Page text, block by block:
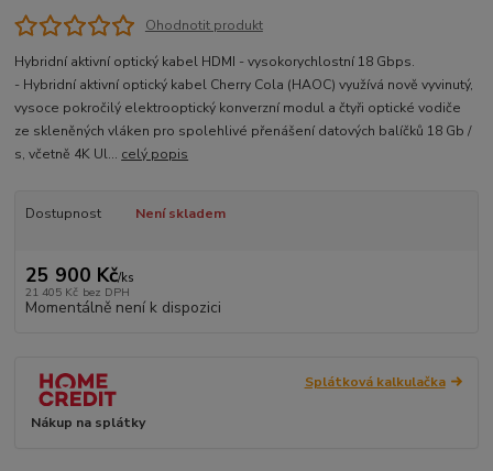
Ohodnotit produkt
Hybridní aktivní optický kabel HDMI - vysokorychlostní 18 Gbps.
- Hybridní aktivní optický kabel Cherry Cola (HAOC) využívá nově vyvinutý,
vysoce pokročilý elektrooptický konverzní modul a čtyři optické vodiče
ze skleněných vláken pro spolehlivé přenášení datových balíčků 18 Gb /
s, včetně 4K Ul... celý popis
Dostupnost Není skladem
25 900 Kč/ks
21 405 Kč bez DPH
Momentálně není k dispozici
Splátková kalkulačka
Nákup na splátky